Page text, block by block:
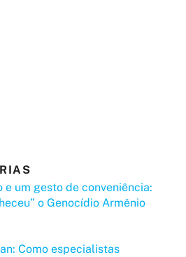
e um gesto de conveniência:
o Genocídio Armênio
Como especialistas